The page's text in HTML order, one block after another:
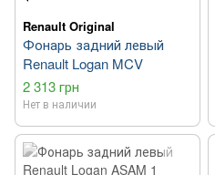
Renault Original
Фонарь задний левый
Renault Logan MCV
2 313 грн
Нет в наличии